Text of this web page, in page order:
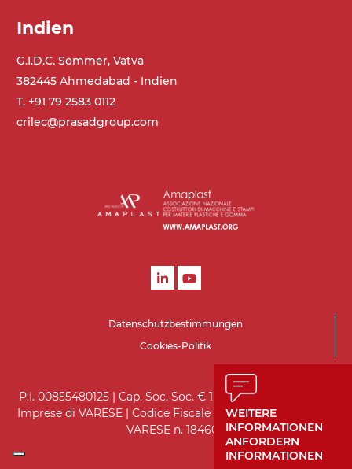
WEITERE
INFORMATIONEN
ANFORDERN
INFORMATIONEN
phasiger Asynchronmotor für
3Ph
Geschwindigkeit
4 m/Minute
On/Off, E-Stopp, Motor-
Überlastungsschutz
Indien
G.I.D.C. Sommer, Vatva
382445 Ahmedabad - Indien
T. +91 79 2583 0112
crilec@prasadgroup.com
Datenschutzbestimmungen
Cookies-Politik
P.I. 00855480125 | Cap. Soc. Soc. € 1.560.000 i.v. | Registro
Imprese di VARESE | Codice Fiscale 05970930151 | R.E.A. di
VARESE n. 184602